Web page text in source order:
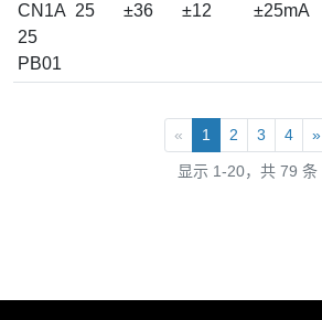
CN1A
25
PB01
25 ±36 ±12 ±25mA
« 1 2 3 4 »
显示 1-20，共 79 条